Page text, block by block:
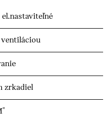
ventiláciou
zrkadiel